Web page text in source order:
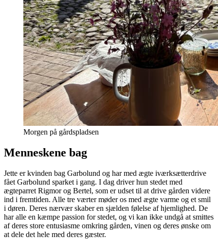
Morgen på gårdspladsen
Menneskene bag
Jette er kvinden bag Garbolund og har med ægte iværksætterdrive
fået Garbolund sparket i gang. I dag driver hun stedet med
ægteparret Rigmor og Bertel, som er udset til at drive gården videre
ind i fremtiden. Alle tre værter møder os med ægte varme og et smil
i døren. Deres nærvær skaber en sjælden følelse af hjemlighed. De
har alle en kæmpe passion for stedet, og vi kan ikke undgå at smittes
af deres store entusiasme omkring gården, vinen og deres ønske om
at dele det hele med deres gæster.